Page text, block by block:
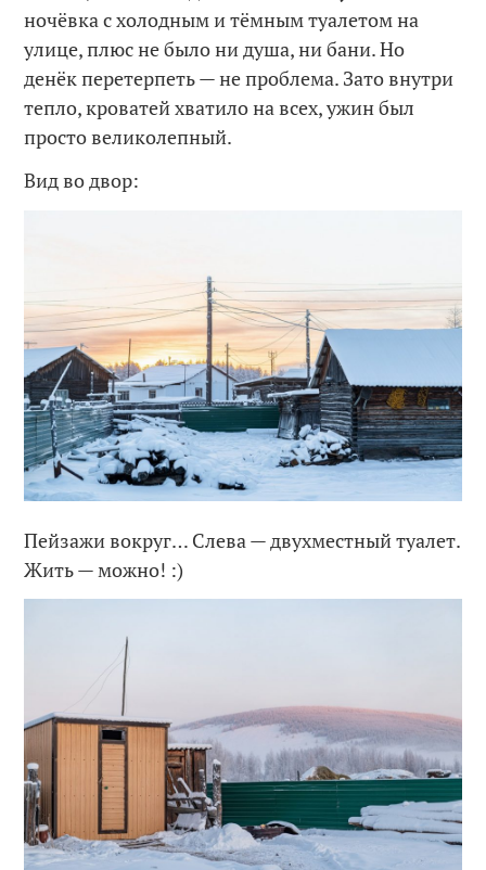
ночёвка с холодным и тёмным туалетом на
улице, плюс не было ни душа, ни бани. Но
денёк перетерпеть — не проблема. Зато внутри
тепло, кроватей хватило на всех, ужин был
просто великолепный.
Вид во двор:
Пейзажи вокруг… Слева — двухместный туалет.
Жить — можно! :)